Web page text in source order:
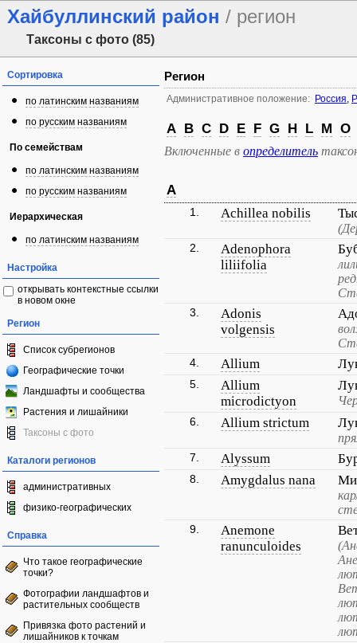
Хайбуллинский район / регион
Таксоны с фото (85)
Сортировка
по латинским названиям
по русским названиям
По семействам
по латинским названиям
по русским названиям
Иерархическая
по латинским названиям
Настройка
открывать контекстные ссылки
в новом окне
Регион
Список субрегионов
Географические точки
Ландшафты и сообщества
Растения и лишайники
Таксоны с фото
Каталоги регионов
административных
физико-географических
Справка
Что такое географические
точки?
Фотографии ландшафтов и
растительных сообществ
Привязка фото растений и
лишайников к точкам
Регион
Административное положение: Россия,
A B C D E F G H L M O
Включенные в определитель
A
1. Achillea nobilis
2.
Adenophora
liliifolia
3.
Adonis
volgensis
4. Allium
5.
Allium
microdictyon
6. Allium strictum
7. Alyssum
8. Amygdalus nana
9.
Anemone
ranunculoides